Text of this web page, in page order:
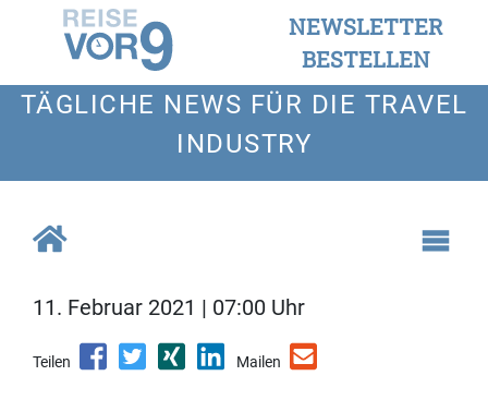
NEWSLETTER
BESTELLEN
TÄGLICHE NEWS FÜR DIE TRAVEL
INDUSTRY
11. Februar 2021 | 07:00 Uhr
Teilen Mailen